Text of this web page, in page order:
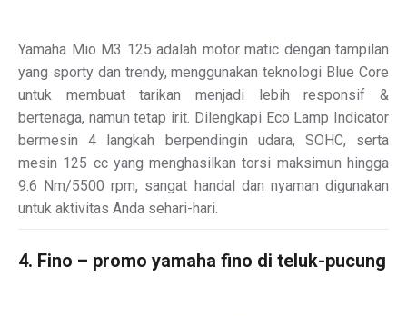
Yamaha Mio M3 125 adalah motor matic dengan tampilan
yang sporty dan trendy, menggunakan teknologi Blue Core
untuk membuat tarikan menjadi lebih responsif &
bertenaga, namun tetap irit. Dilengkapi Eco Lamp Indicator
bermesin 4 langkah berpendingin udara, SOHC, serta
mesin 125 cc yang menghasilkan torsi maksimun hingga
9.6 Nm/5500 rpm, sangat handal dan nyaman digunakan
untuk aktivitas Anda sehari-hari.
4. Fino – promo yamaha fino di teluk-pucung